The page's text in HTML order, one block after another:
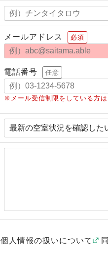
メールアドレス 必須
電話番号 任意
※メール受信制限をしている方
個人情報の扱いについて